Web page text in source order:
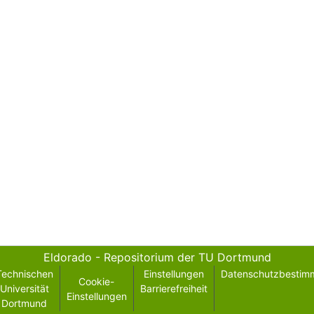
Eldorado - Repositorium der TU Dortmund
Universität
Dortmund
Cookie-
Einstellungen
Einstellungen
Barrierefreiheit